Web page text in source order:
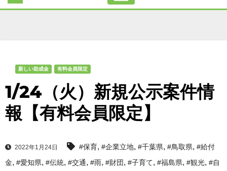
新しい助成金 有料会員限定
1/24（火）新規公示案件情
報【有料会員限定】
2022年1月24日 #保育, #企業立地, #千葉県, #鳥取県, #給付
金, #愛知県, #伝統, #交通, #雨, #財団, #子育て, #福島県, #観光, #自